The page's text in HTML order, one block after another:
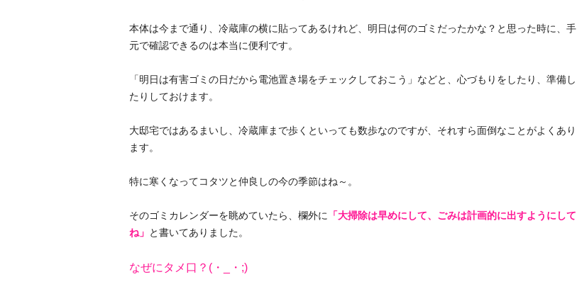
本体は今まで通り、冷蔵庫の横に貼ってあるけれど、明日は何のゴミだったかな？と思った時に、手
元で確認できるのは本当に便利です。
「明日は有害ゴミの日だから電池置き場をチェックしておこう」などと、心づもりをしたり、準備し
たりしておけます。
大邸宅ではあるまいし、冷蔵庫まで歩くといっても数歩なのですが、それすら面倒なことがよくあり
ます。
特に寒くなってコタツと仲良しの今の季節はね～。
そのゴミカレンダーを眺めていたら、欄外に 「大掃除は早めにして、ごみは計画的に出すようにして
ね」 と書いてありました。
なぜにタメ口？(・_・;)